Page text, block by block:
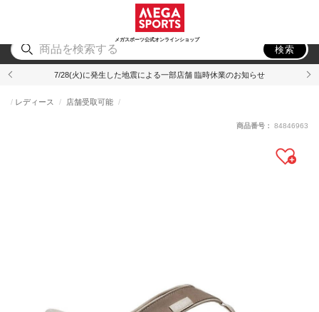
メガスポーツ公式オンラインショップ
アウトドア
検索
7/28(火)に発生した地震による一部店舗 臨時休業のお知らせ
レディース 店舗受取可能
商品番号： 84846963